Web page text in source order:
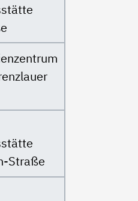
Straße